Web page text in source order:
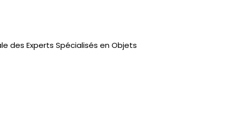
des Experts Spécialisés en Objets